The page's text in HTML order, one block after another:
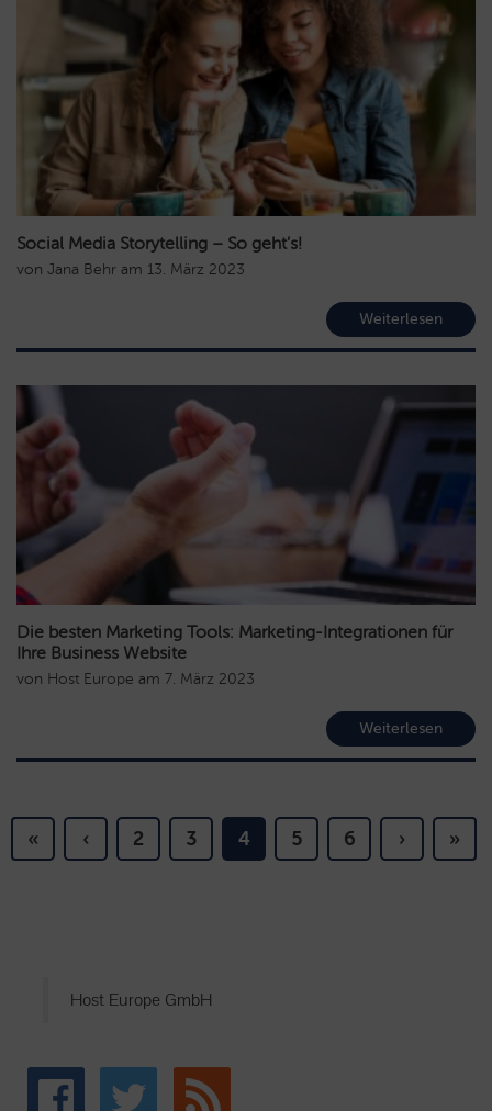
Social Media Storytelling – So geht’s!
von Jana Behr am 13. März 2023
Weiterlesen
Die besten Marketing Tools: Marketing-Integrationen für
Ihre Business Website
von Host Europe am 7. März 2023
Weiterlesen
« ‹ 2 3 4 5 6 › »
Host Europe GmbH